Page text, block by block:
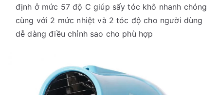
định ở mức 57 độ C giúp sấy tóc khô nhanh chóng
cùng với 2 mức nhiệt và 2 tóc độ cho người dùng
dễ dàng điều chỉnh sao cho phù hợp